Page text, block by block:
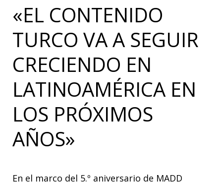
«EL CONTENIDO
TURCO VA A SEGUIR
CRECIENDO EN
LATINOAMÉRICA EN
LOS PRÓXIMOS
AÑOS»
En el marco del 5.º aniversario de MADD